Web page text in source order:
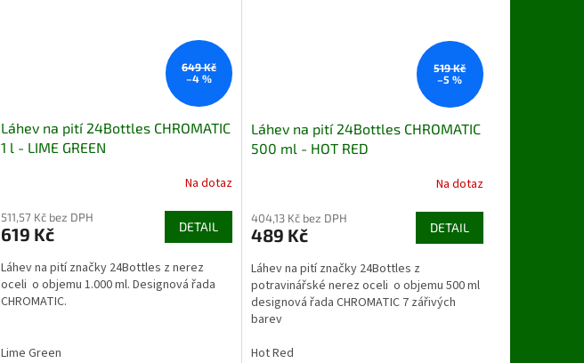
649 Kč
–4 %
Láhev na pití 24Bottles CHROMATIC
1 l - LIME GREEN
Na dotaz
511,57 Kč bez DPH
619 Kč DETAIL
Láhev na pití značky 24Bottles z nerez
oceli o objemu 1.000 ml. Designová řada
CHROMATIC.
Lime Green
519 Kč
–5 %
Láhev na pití 24Bottles CHROMATIC
500 ml - HOT RED
Na dotaz
404,13 Kč bez DPH
489 Kč DETAIL
Láhev na pití značky 24Bottles z
potravinářské nerez oceli o objemu 500 ml
designová řada CHROMATIC 7 zářivých
barev
Hot Red